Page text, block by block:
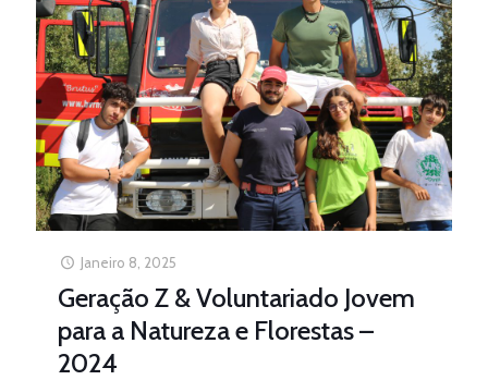
Janeiro 8, 2025
Geração Z & Voluntariado Jovem
para a Natureza e Florestas –
2024